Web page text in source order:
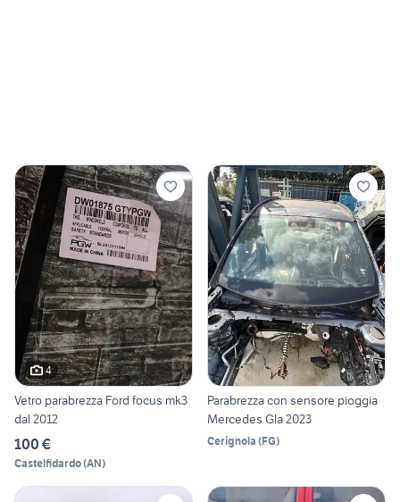
4
Vetro parabrezza Ford focus mk3
dal 2012
100 €
Castelfidardo(AN)
Parabrezza con sensore pioggia
Mercedes Gla 2023
Cerignola (FG)